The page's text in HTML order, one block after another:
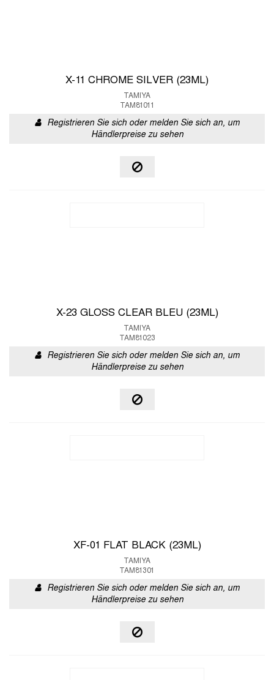
X-11 CHROME SILVER (23ML)
TAMIYA
TAM81011
Registrieren Sie sich oder melden Sie sich an, um
Händlerpreise zu sehen
X-23 GLOSS CLEAR BLEU (23ML)
TAMIYA
TAM81023
Registrieren Sie sich oder melden Sie sich an, um
Händlerpreise zu sehen
XF-01 FLAT BLACK (23ML)
TAMIYA
TAM81301
Registrieren Sie sich oder melden Sie sich an, um
Händlerpreise zu sehen